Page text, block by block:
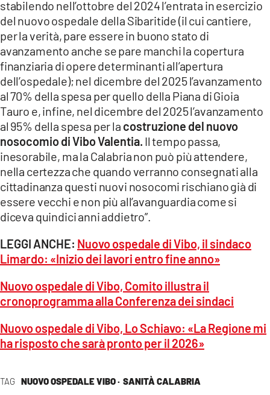
TAG NUOVO OSPEDALE VIBO · SANITÀ CALABRIA
stabilendo nell’ottobre del 2024 l’entrata in esercizio
del nuovo ospedale della Sibaritide (il cui cantiere,
per la verità, pare essere in buono stato di
avanzamento anche se pare manchi la copertura
finanziaria di opere determinanti all’apertura
dell’ospedale); nel dicembre del 2025 l’avanzamento
al 70% della spesa per quello della Piana di Gioia
Tauro e, infine, nel dicembre del 2025 l’avanzamento
al 95% della spesa per la costruzione del nuovo
nosocomio di Vibo Valentia. Il tempo passa,
inesorabile, ma la Calabria non può più attendere,
nella certezza che quando verranno consegnati alla
cittadinanza questi nuovi nosocomi rischiano già di
essere vecchi e non più all’avanguardia come si
diceva quindici anni addietro”.
LEGGI ANCHE: Nuovo ospedale di Vibo, il sindaco
Limardo: «Inizio dei lavori entro fine anno»
Nuovo ospedale di Vibo, Comito illustra il
cronoprogramma alla Conferenza dei sindaci
Nuovo ospedale di Vibo, Lo Schiavo: «La Regione mi
ha risposto che sarà pronto per il 2026»